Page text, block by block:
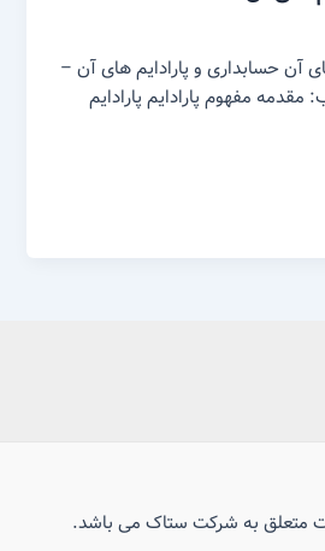
آن حسابداری و پارادایم های آن –
مفهوم پارادایم پارادایم
متعلق به شرکت ستاک می باشد.